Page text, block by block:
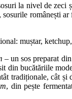
la nivel de
românești
muștar,
– un sos preparat
din bucătăriile
tradiționale,
, din pește